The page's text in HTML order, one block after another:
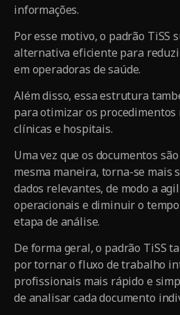
informações.
Por esse motivo, o padrão TiSS
alternativa eficiente para
em operadoras de saúde.
Além disso, essa estrutura
para otimizar os
clínicas e hospitais.
Uma vez que os documentos
mesma maneira, torna-se mais
dados relevantes, de modo a
operacionais e diminuir o
etapa de análise.
De forma geral, o padrão TiSS
por tornar o fluxo de trabalho
profissionais mais rápido e
de analisar cada documento